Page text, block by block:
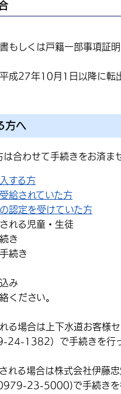
もしくは戸籍一部事項証
成27年10月1日以降に転
方へ
合わせて手続きをお済ま
する方
給されていた方
認定を受けていた方
れる児童・生徒
き
続き
み
ください。
る場合は上下水道お客様
1382）で手続きを行っ
れる場合は株式会社伊藤
23-5000)で手続きを